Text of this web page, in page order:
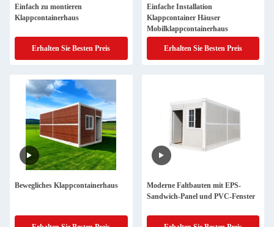
Einfach zu montieren
Klappcontainerhaus
Erhalten Sie Besten Preis
Einfache Installation
Klappcontainer Häuser
Mobilklappcontainerhaus
Erhalten Sie Besten Preis
Bewegliches Klappcontainerhaus
Moderne Faltbauten mit EPS-
Sandwich-Panel und PVC-Fenster